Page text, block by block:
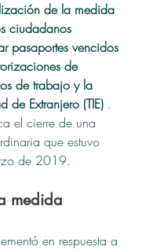
de la medida
ciudadanos
pasaportes vencidos
de
de trabajo y la
de Extranjero (TIE) .
el cierre de una
que estuvo
de 2019.
medida
en respuesta a